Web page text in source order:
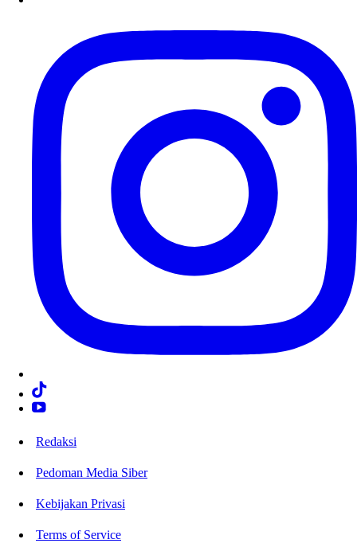
Redaksi
Pedoman Media Siber
Kebijakan Privasi
Terms of Service